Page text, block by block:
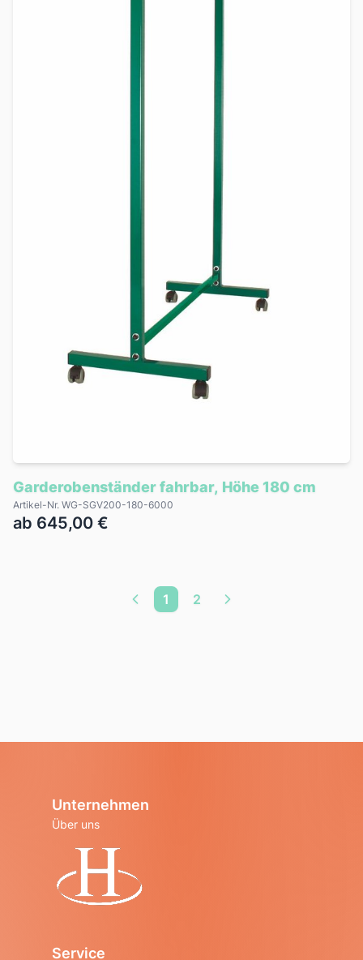
Garderobenständer fahrbar, Höhe 180 cm
Artikel-Nr. WG-SGV200-180-6000
ab 645,00 €
1 2
Unternehmen
Über uns
Service